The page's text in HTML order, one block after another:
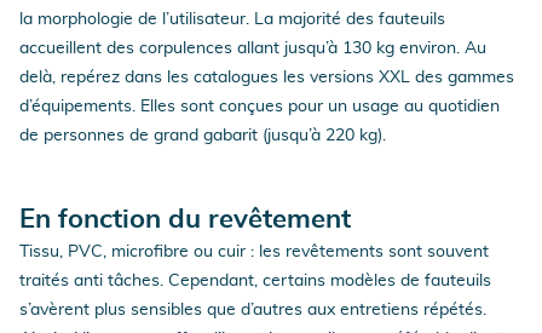
la morphologie de l’utilisateur. La majorité des fauteuils
accueillent des corpulences allant jusqu’à 130 kg environ. Au
delà, repérez dans les catalogues les versions XXL des gammes
d’équipements. Elles sont conçues pour un usage au quotidien
de personnes de grand gabarit (jusqu’à 220 kg).
En fonction du revêtement
Tissu, PVC, microfibre ou cuir : les revêtements sont souvent
traités anti tâches. Cependant, certains modèles de fauteuils
s’avèrent plus sensibles que d’autres aux entretiens répétés.